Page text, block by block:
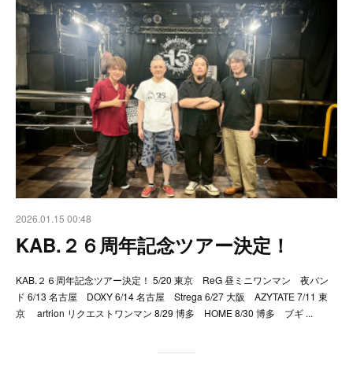
2026.01.15 00:48
KAB.２６周年記念ツアー決定！
KAB.２６周年記念ツアー決定！ 5/20 東京 ReG 昼ミニワンマン 夜バン
ド 6/13 名古屋 DOXY 6/14 名古屋 Strega 6/27 大阪 AZYTATE 7/11 東
京 artrion リクエストワンマン 8/29 博多 HOME 8/30 博多 ブギ ...